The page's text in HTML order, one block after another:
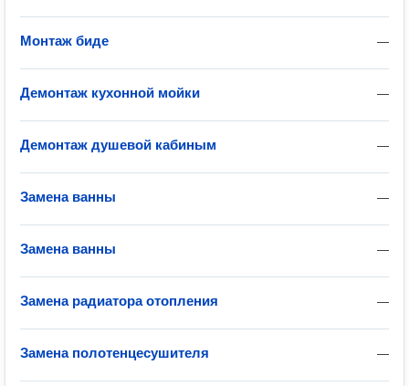
—
Монтаж биде
—
Демонтаж кухонной мойки
—
Демонтаж душевой кабиным
—
Замена ванны
—
Замена ванны
—
Замена радиатора отопления
—
Замена полотенцесушителя